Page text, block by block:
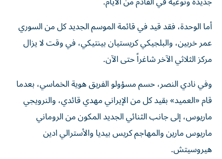
أما الوحدة، فقد قيد في قائمة الموسم الجديد كل من السوري
عمر خربين، والبلجيكي كريستيان بينتيكي، في وقت لا يزال
مركز الثلاثي الآخر شاغراً حتى الآن.
وفي نادي النصر، حسم مسؤولو الفريق هوية الخماسي، بعدما
قام «العميد» بقيد كل من الإيراني مهدي قائدي، والنرويجي
ماريوس، إلى جانب الثنائي الجديد المكون من الروماني
ماريوس مارين والمهاجم كريس بيديا والأسترالي ادين
هيروسيتش.